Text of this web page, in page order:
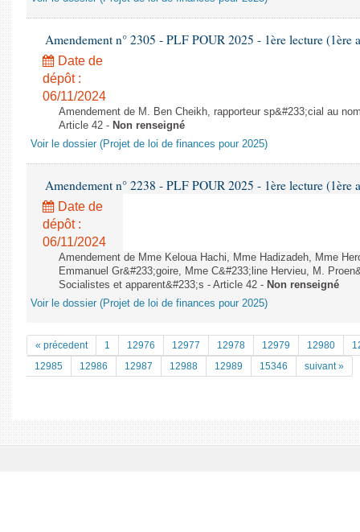
Amendement n° 2305 - PLF POUR 2025 - 1ère lecture (1ère
Date de
dépôt :
06/11/2024
Amendement de M. Ben Cheikh, rapporteur sp&#233;cial au
Article 42 - Non renseigné
Voir le dossier (Projet de loi de finances pour 2025)
Amendement n° 2238 - PLF POUR 2025 - 1ère lecture (1ère
Date de
dépôt :
06/11/2024
Amendement de Mme Keloua Hachi, Mme Hadizadeh, Mme
Emmanuel Gr&#233;goire, Mme C&#233;line Hervieu, M.
Socialistes et apparent&#233;s - Article 42 - Non renseigné
Voir le dossier (Projet de loi de finances pour 2025)
« précedent 1 12976 12977 12978 12979 12980
12985
12986 12987 12988 12989 15346 suivant »